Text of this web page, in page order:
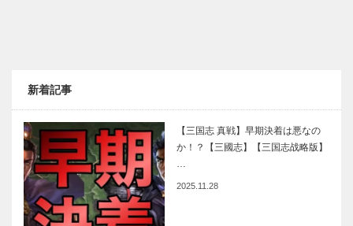
新着記事
【三国志 真戦】早期決着は悪なの
か！？【三國志】【三国志战略版】
…
2025.11.28